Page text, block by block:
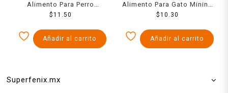
Alimento Para Perro
Pedigree Res En Filetes
$11.50
Añadir al carrito
Alimento Para Gato Minino
Pavo Ahumado 85 Grs
$10.30
Añadir al carrito
Superfenix.mx